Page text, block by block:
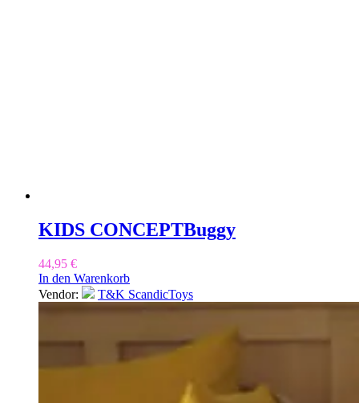
KIDS CONCEPTBuggy
44,95 €
In den Warenkorb
Vendor:
T&K ScandicToys